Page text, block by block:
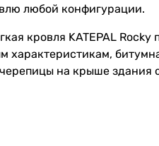
любой конфигурации.
кровля KATEPAL
характеристикам,
на крыше здания
Rocky значительно